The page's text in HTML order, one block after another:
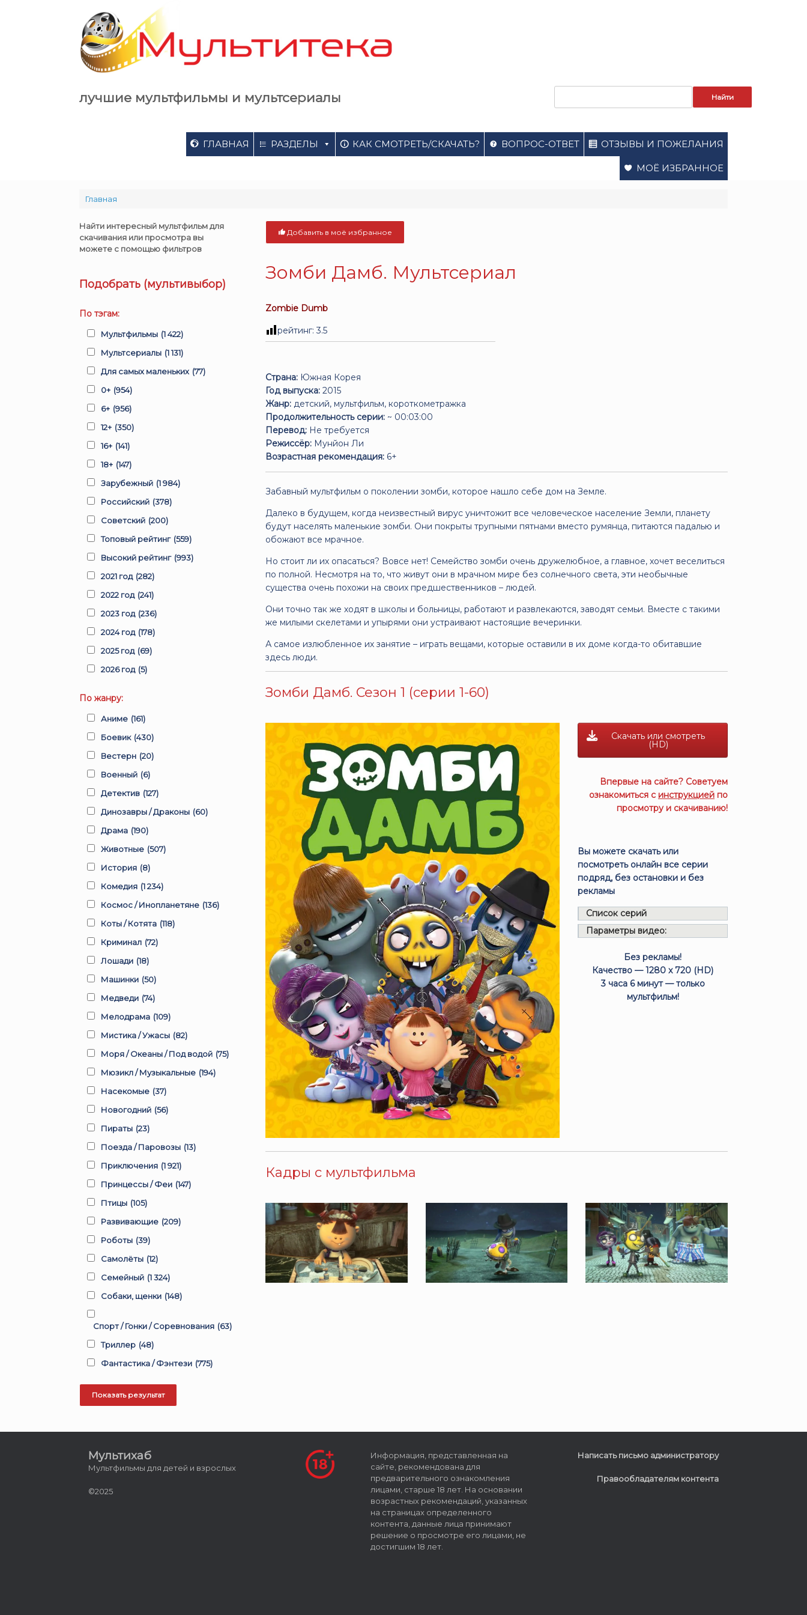
лучшие мультфильмы и мультсериалы
ГЛАВНАЯ РАЗДЕЛЫ КАК СМОТРЕТЬ/СКАЧАТЬ? ВОПРОС-ОТВЕТ ОТЗЫВЫ И ПОЖЕЛАНИЯ
МОЁ ИЗБРАННОЕ
Главная
Добавить в моё избранное
Зомби Дамб. Мультсериал
Zombie Dumb
рейтинг:3.5
Страна: Южная Корея
Год выпуска: 2015
Жанр: детский, мультфильм, короткометражка
Продолжительность серии: ~ 00:03:00
Перевод: Не требуется
Режиссёр: Мунйон Ли
Возрастная рекомендация: 6+
Забавный мультфильм о поколении зомби, которое нашло себе дом на Земле.
Далеко в будущем, когда неизвестный вирус уничтожит все человеческое население Земли, планету
будут населять маленькие зомби. Они покрыты трупными пятнами вместо румянца, питаются падалью и
обожают все мрачное.
Но стоит ли их опасаться? Вовсе нет! Семейство зомби очень дружелюбное, а главное, хочет веселиться
по полной. Несмотря на то, что живут они в мрачном мире без солнечного света, эти необычные
существа очень похожи на своих предшественников – людей.
Они точно так же ходят в школы и больницы, работают и развлекаются, заводят семьи. Вместе с такими
же милыми скелетами и упырями они устраивают настоящие вечеринки.
А самое излюбленное их занятие – играть вещами, которые оставили в их доме когда-то обитавшие
здесь люди.
Зомби Дамб. Сезон 1 (серии 1-60)
Скачать или смотреть
(HD)
Впервые на сайте? Советуем
ознакомиться с инструкцией по
просмотру и скачиванию!
Вы можете скачать или
посмотреть онлайн все серии
подряд, без остановки и без
рекламы
Список серий
Параметры видео:
Без рекламы!
Качество — 1280 x 720 (HD)
3 часа 6 минут — только
мультфильм!
Кадры с мультфильма
Найти интересный мультфильм для
скачивания или просмотра вы
можете с помощью фильтров
Подобрать (мультивыбор)
По тэгам:
Мультфильмы (1 422)
Мультсериалы (1 131)
Для самых маленьких (77)
0+ (954)
6+ (956)
12+ (350)
16+ (141)
18+ (147)
Зарубежный (1 984)
Российский (378)
Советский (200)
Топовый рейтинг (559)
Высокий рейтинг (993)
2021 год (282)
2022 год (241)
2023 год (236)
2024 год (178)
2025 год (69)
2026 год (5)
По жанру:
Аниме (161)
Боевик (430)
Вестерн (20)
Военный (6)
Детектив (127)
Динозавры / Драконы (60)
Драма (190)
Животные (507)
История (8)
Комедия (1 234)
Космос / Инопланетяне (136)
Коты / Котята (118)
Криминал (72)
Лошади (18)
Машинки (50)
Медведи (74)
Мелодрама (109)
Мистика / Ужасы (82)
Моря / Океаны / Под водой (75)
Мюзикл / Музыкальные (194)
Насекомые (37)
Новогодний (56)
Пираты (23)
Поезда / Паровозы (13)
Приключения (1 921)
Принцессы / Феи (147)
Птицы (105)
Развивающие (209)
Роботы (39)
Самолёты (12)
Семейный (1 324)
Собаки, щенки (148)
Спорт / Гонки / Соревнования (63)
Триллер (48)
Фантастика / Фэнтези (775)
Мультихаб
Мультфильмы для детей и взрослых
©2025
Информация, представленная на
сайте, рекомендована для
предварительного ознакомления
лицами, старше 18 лет. На основании
возрастных рекомендаций, указанных
на страницах определенного
контента, данные лица принимают
решение о просмотре его лицами, не
достигшим 18 лет.
Написать письмо администратору
Правообладателям контента